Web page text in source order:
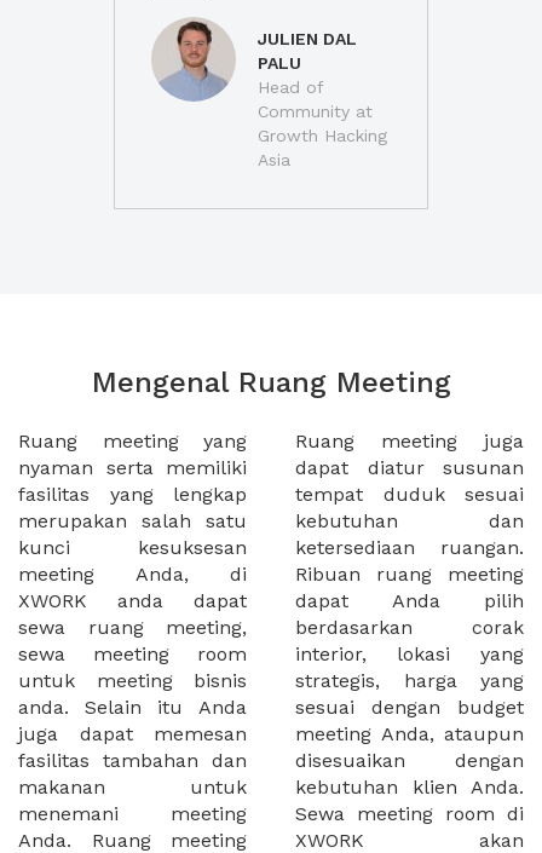
JULIEN DAL
PALU
Head of
Community at
Growth Hacking
Asia
Mengenal Ruang Meeting
Ruang meeting yang
nyaman serta memiliki
fasilitas yang lengkap
merupakan salah satu
kunci kesuksesan
meeting Anda, di
XWORK anda dapat
sewa ruang meeting,
sewa meeting room
untuk meeting bisnis
anda. Selain itu Anda
juga dapat memesan
fasilitas tambahan dan
makanan untuk
menemani meeting
Anda. Ruang meeting
Ruang meeting juga
dapat diatur susunan
tempat duduk sesuai
kebutuhan dan
ketersediaan ruangan.
Ribuan ruang meeting
dapat Anda pilih
berdasarkan corak
interior, lokasi yang
strategis, harga yang
sesuai dengan budget
meeting Anda, ataupun
disesuaikan dengan
kebutuhan klien Anda.
Sewa meeting room di
XWORK akan